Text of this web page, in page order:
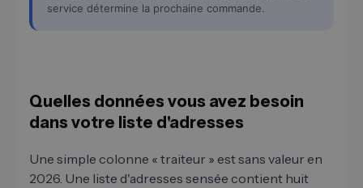
service détermine la prochaine commande.
Quelles données vous avez besoin
dans votre liste d'adresses
Une simple colonne « traiteur » est sans valeur en
2026. Une liste d'adresses sensée contient huit